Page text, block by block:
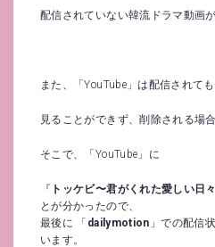
配信されていない韓流ドラマ動画
また、「YouTube」は配信されて
見ることができず、削除される場
そこで、「YouTube」に
『 トッケビ〜君がくれた愛しい日
とが分かったので、
最後に 「 dailymotion 」での配信
います。